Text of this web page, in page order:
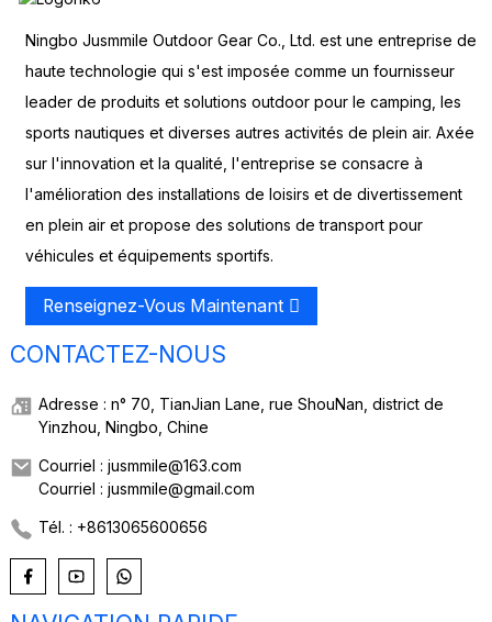
Ningbo Jusmmile Outdoor Gear Co., Ltd. est une entreprise de
haute technologie qui s'est imposée comme un fournisseur
leader de produits et solutions outdoor pour le camping, les
sports nautiques et diverses autres activités de plein air. Axée
sur l'innovation et la qualité, l'entreprise se consacre à
l'amélioration des installations de loisirs et de divertissement
en plein air et propose des solutions de transport pour
véhicules et équipements sportifs.
Renseignez-Vous Maintenant
CONTACTEZ-NOUS
Adresse : n° 70, TianJian Lane, rue ShouNan, district de
Yinzhou, Ningbo, Chine
Courriel : jusmmile@163.com
Courriel : jusmmile@gmail.com
Tél. : +8613065600656